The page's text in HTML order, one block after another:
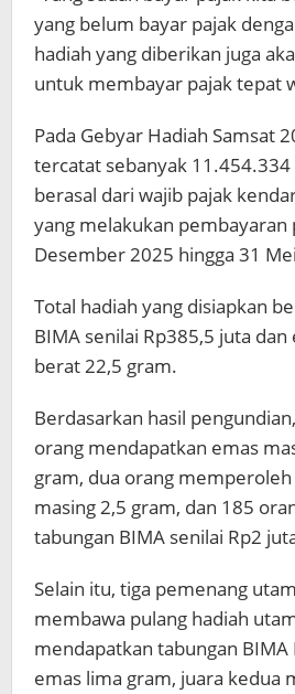
yang belum bayar pajak
hadiah yang diberikan juga
untuk membayar pajak tepat
Pada Gebyar Hadiah Samsat
tercatat sebanyak
berasal dari wajib pajak
yang melakukan pembayaran
Desember 2025 hingga 31
Total hadiah yang disiapkan
BIMA senilai Rp385,5 juta
berat 22,5 gram.
Berdasarkan hasil
orang mendapatkan emas
gram, dua orang
masing 2,5 gram, dan 185
tabungan BIMA senilai Rp2
Selain itu, tiga pemenang
membawa pulang hadiah
mendapatkan tabungan BIMA
emas lima gram, juara kedua